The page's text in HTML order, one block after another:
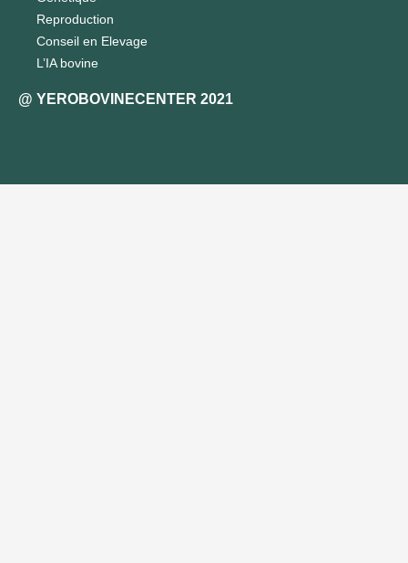
Reproduction
Conseil en Elevage
L’IA bovine
@ YEROBOVINECENTER 2021